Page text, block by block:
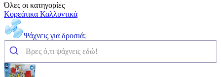
Όλες οι κατηγορίες
Κορεάτικα Καλλυντικά
Ψάχνεις για δροσιά;